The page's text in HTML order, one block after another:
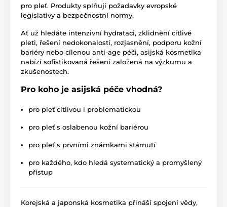
pro pleť. Produkty splňují požadavky evropské
legislativy a bezpečnostní normy.
Ať už hledáte intenzivní hydrataci, zklidnění citlivé
pleti, řešení nedokonalostí, rozjasnění, podporu kožní
bariéry nebo cílenou anti-age péči, asijská kosmetika
nabízí sofistikovaná řešení založená na výzkumu a
zkušenostech.
Pro koho je asijská péče vhodná?
pro pleť citlivou i problematickou
pro pleť s oslabenou kožní bariérou
pro pleť s prvními známkami stárnutí
pro každého, kdo hledá systematický a promyšlený
přístup
Korejská a japonská kosmetika přináší spojení vědy,